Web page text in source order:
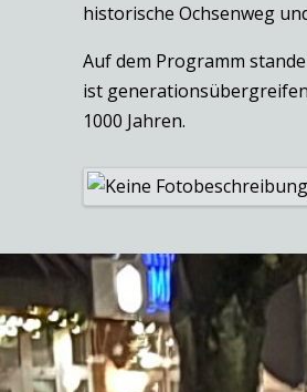
historische Ochsenweg
Auf dem Programm
ist
1000 Jahren.